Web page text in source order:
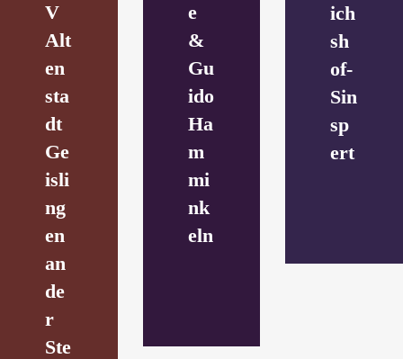
V
Alt
en
sta
dt
Ge
isli
ng
en
an
de
r
Ste
e
&
Gu
ido
Ha
m
mi
nk
eln
ich
sh
of-
Sin
sp
ert